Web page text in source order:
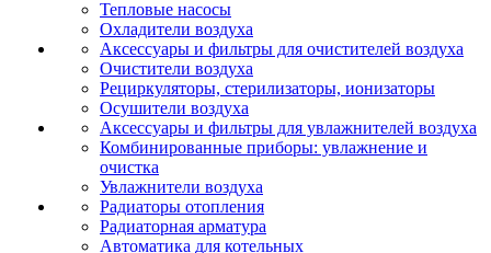
Тепловые насосы
Охладители воздуха
Аксессуары и фильтры для очистителей воздуха
Очистители воздуха
Рециркуляторы, стерилизаторы, ионизаторы
Осушители воздуха
Аксессуары и фильтры для увлажнителей воздуха
Комбинированные приборы: увлажнение и
очистка
Увлажнители воздуха
Радиаторы отопления
Радиаторная арматура
Автоматика для котельных